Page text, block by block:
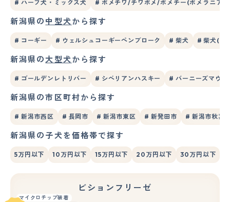
# ハーフ犬・ミックス犬 # ポメチワ/チワポメ/ポメチー(ポメラニア
新潟県の 中型犬から探す
# コーギー # ウェルシュコーギーペンブローク # 柴犬 # 柴犬(標
新潟県の大型犬から探す
# ゴールデンレトリバー # シベリアンハスキー # バーニーズマウン
新潟県の市区町村から探す
# 新潟市西区 # 長岡市 # 新潟市東区 # 新発田市 # 新潟市秋葉
新潟県の子犬を価格帯で探す
5万円以下 10万円以下 15万円以下 20万円以下 30万円以下
ビションフリーゼ
マイクロチップ装着